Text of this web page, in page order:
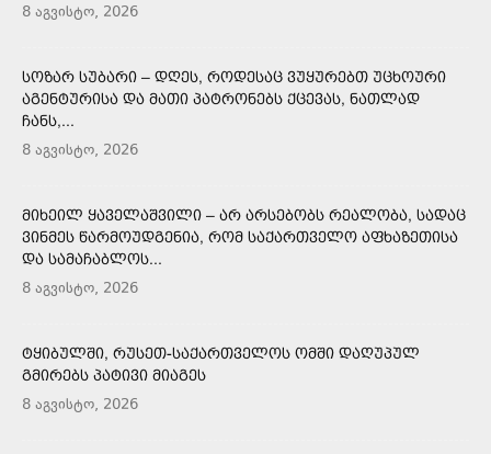
8 აგვისტო, 2026
ᲡᲝᲖᲐᲠ ᲡᲣᲑᲐᲠᲘ – ᲓᲦᲔᲡ, ᲠᲝᲓᲔᲡᲐᲪ ᲕᲣᲧᲣᲠᲔᲑᲗ ᲣᲪᲮᲝᲣᲠᲘ
ᲐᲒᲔᲜᲢᲣᲠᲘᲡᲐ ᲓᲐ ᲛᲐᲗᲘ ᲞᲐᲢᲠᲝᲜᲔᲑᲡ ᲥᲪᲔᲕᲐᲡ, ᲜᲐᲗᲚᲐᲓ
ᲩᲐᲜᲡ,...
8 აგვისტო, 2026
ᲛᲘᲮᲔᲘᲚ ᲧᲐᲕᲔᲚᲐᲨᲕᲘᲚᲘ – ᲐᲠ ᲐᲠᲡᲔᲑᲝᲑᲡ ᲠᲔᲐᲚᲝᲑᲐ, ᲡᲐᲓᲐᲪ
ᲕᲘᲜᲛᲔᲡ ᲬᲐᲠᲛᲝᲣᲓᲒᲔᲜᲘᲐ, ᲠᲝᲛ ᲡᲐᲥᲐᲠᲗᲕᲔᲚᲝ ᲐᲤᲮᲐᲖᲔᲗᲘᲡᲐ
ᲓᲐ ᲡᲐᲛᲐᲩᲐᲑᲚᲝᲡ...
8 აგვისტო, 2026
ᲢᲧᲘᲑᲣᲚᲨᲘ, ᲠᲣᲡᲔᲗ-ᲡᲐᲥᲐᲠᲗᲕᲔᲚᲝᲡ ᲝᲛᲨᲘ ᲓᲐᲦᲣᲞᲣᲚ
ᲒᲛᲘᲠᲔᲑᲡ ᲞᲐᲢᲘᲕᲘ ᲛᲘᲐᲒᲔᲡ
8 აგვისტო, 2026